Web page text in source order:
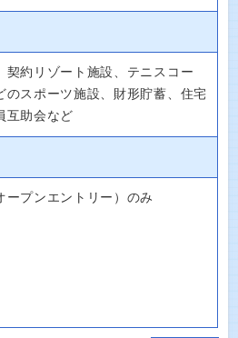
契約リゾート施設、テニスコー
のスポーツ施設、財形貯蓄、住宅
互助会など
ープンエントリー）のみ